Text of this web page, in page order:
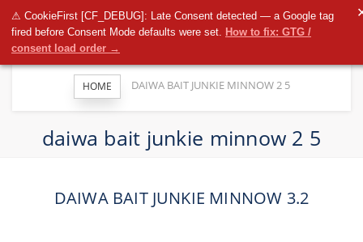
⚠ CookieFirst [CF_DEBUG]: Late Consent detected — a Google tag
fired before Consent Mode defaults were set. How to fix: GTG /
consent load order →
HOME DAIWA BAIT JUNKIE MINNOW 2 5
daiwa bait junkie minnow 2 5
DAIWA BAIT JUNKIE MINNOW 3.2